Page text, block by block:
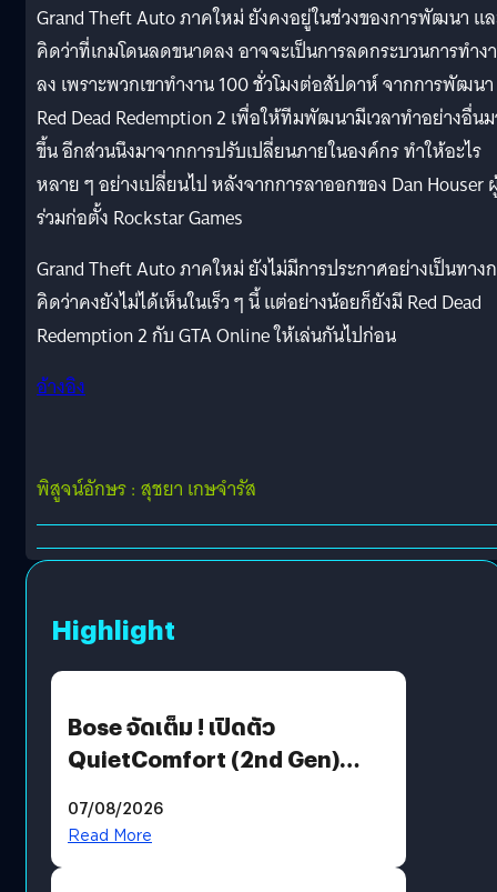
Grand Theft Auto ภาคใหม่ ยังคงอยู่ในช่วงของการพัฒนา แ
คิดว่าที่เกมโดนลดขนาดลง อาจจะเป็นการลดกระบวนการทำง
ลง เพราะพวกเขาทำงาน 100 ชั่วโมงต่อสัปดาห์ จากการพัฒนา
Red Dead Redemption 2 เพื่อให้ทีมพัฒนามีเวลาทำอย่างอื่น
ขึ้น อีกส่วนนึงมาจากการปรับเปลี่ยนภายในองค์กร ทำให้อะไร
หลาย ๆ อย่างเปลี่ยนไป หลังจากการลาออกของ Dan Houser
ร่วมก่อตั้ง Rockstar Games
Grand Theft Auto ภาคใหม่ ยังไม่มีการประกาศอย่างเป็นทาง
คิดว่าคงยังไม่ได้เห็นในเร็ว ๆ นี้ แต่อย่างน้อยก็ยังมี Red Dead
Redemption 2 กับ GTA Online ให้เล่นกันไปก่อน
อ้างอิง
พิสูจน์อักษร : สุชยา เกษจำรัส
Highlight
Bose จัดเต็ม ! เปิดตัว
QuietComfort (2nd Gen)
07/08/2026
Read More